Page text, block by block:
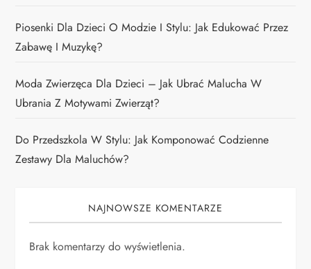
Piosenki Dla Dzieci O Modzie I Stylu: Jak Edukować Przez
Zabawę I Muzykę?
Moda Zwierzęca Dla Dzieci – Jak Ubrać Malucha W
Ubrania Z Motywami Zwierząt?
Do Przedszkola W Stylu: Jak Komponować Codzienne
Zestawy Dla Maluchów?
NAJNOWSZE KOMENTARZE
Brak komentarzy do wyświetlenia.